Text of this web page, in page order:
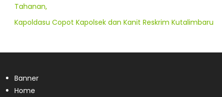
Tahanan,
Kapoldasu Copot Kapolsek dan Kanit Reskrim Kutalimbaru
Banner
Home